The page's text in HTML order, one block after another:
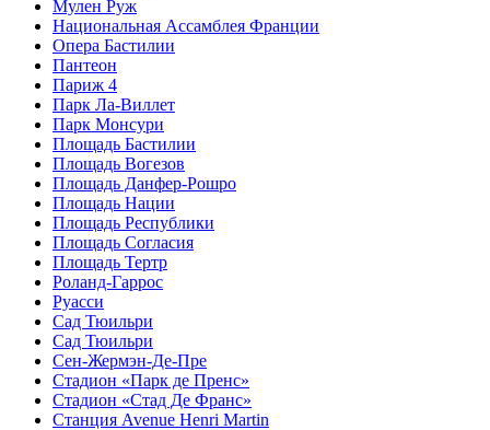
Мулен Руж
Национальная Ассамблея Франции
Опера Бастилии
Пантеон
Париж 4
Парк Ла-Виллет
Парк Монсури
Площадь Бастилии
Площадь Вогезов
Площадь Данфер-Рошро
Площадь Нации
Площадь Республики
Площадь Согласия
Площадь Тертр
Роланд-Гаррос
Руасси
Сад Тюильри
Сад Тюильри
Сен-Жермэн-Де-Пре
Стадион «Парк де Пренс»
Стадион «Стад Де Франс»
Станция Avenue Henri Martin